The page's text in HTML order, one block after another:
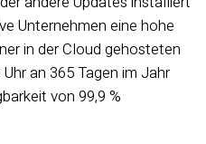
Unternehmen eine hohe
in der Cloud gehosteten
an 365 Tagen im Jahr
von 99,9 %